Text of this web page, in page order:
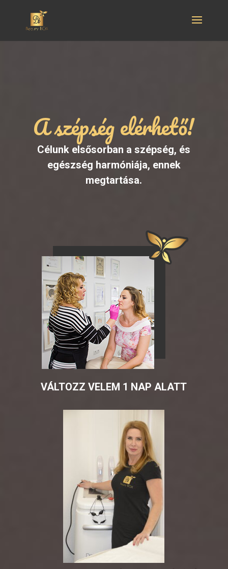
A szépség elérhető!
Célunk elsősorban a szépség, és
egészség harmóniája, ennek
megtartása.
VÁLTOZZ VELEM 1 NAP ALATT